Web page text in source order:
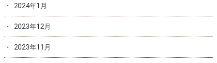
2024年1月
2023年12月
2023年11月